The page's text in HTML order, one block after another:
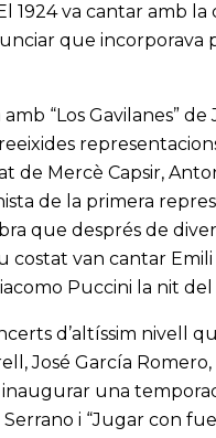
1924 va cantar amb
que incorporava
“Los Gavilanes”
Mercè Capsir,
de la primera
que després de
costat van cantar
Puccini la nit del
d’altíssim nivell
José García
una
i “Jugar con